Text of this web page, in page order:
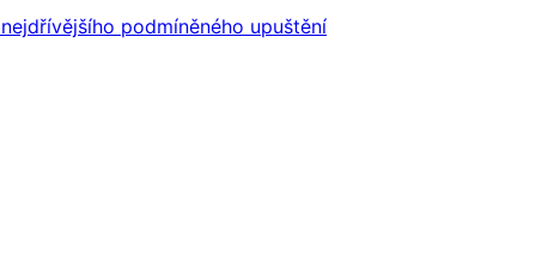
podmíněného upuštění